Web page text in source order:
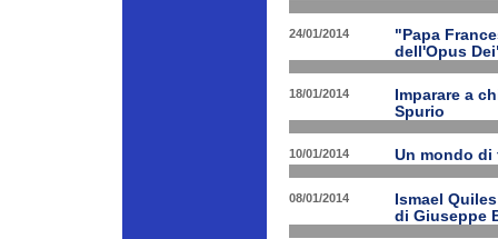
24/01/2014
"Papa
dell'Opus
18/01/2014
Imparare a
Spurio
10/01/2014 Un mondo di
08/01/2014
Ismael
di Giuseppe